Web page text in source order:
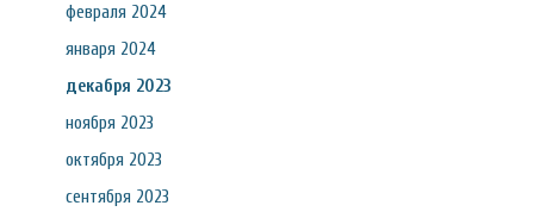
февраля 2024
января 2024
декабря 2023
ноября 2023
октября 2023
сентября 2023